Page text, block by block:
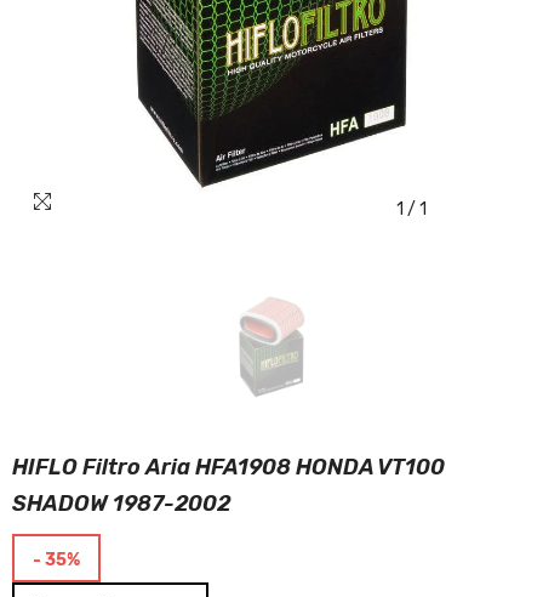
1 / 1
HIFLO Filtro Aria HFA1908 HONDA VT100
SHADOW 1987-2002
- 35%